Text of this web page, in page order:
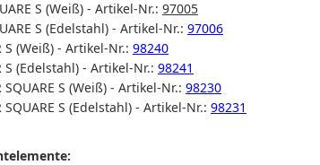
S (Weiß) - Artikel-Nr.: 97005
S (Edelstahl) - Artikel-Nr.: 97006
S (Weiß) - Artikel-Nr.: 98240
S (Edelstahl) - Artikel-Nr.: 98241
S (Weiß) - Artikel-Nr.: 98230
S (Edelstahl) - Artikel-Nr.: 98231